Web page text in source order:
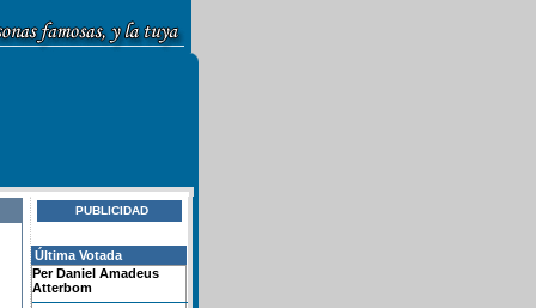
PUBLICIDAD
Última Votada
Per Daniel Amadeus
Atterbom